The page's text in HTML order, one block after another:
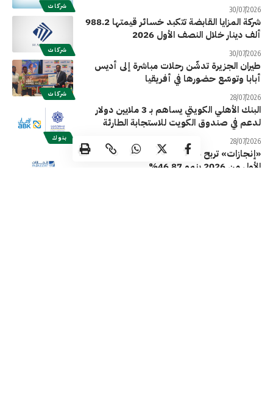
شركات 30/07/2026
شركات
شركة المزايا القابضة تتكبد خسائر قيمتها 988.2
ألف دينار خلال النصف الأول 2026
30/07/2026
شركات
طيران الجزيرة تدشّن رحلات مباشرة إلى أديس
أبابا وتوسّع حضورها في أفريقيا
28/07/2026
بنوك
البنك الأهلي الكويتي يساهم بـ 3 ملايين دولار
لدعم في صندوق الكويت للاستجابة الطارئة
28/07/2026
«إنجازات» تربح 1.16 مليون دينار خلال النصف
الأول من 2026 بنمو 46.87%